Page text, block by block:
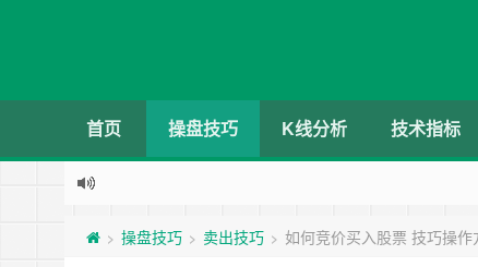
首页 操盘技巧 K线分析 技术指标
> 操盘技巧 > 卖出技巧 > 如何竞价买入股票 技巧操作